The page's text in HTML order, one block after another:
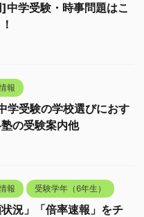
学受験・時事問題はこ
報
学受験の学校選びにおす
の受験案内他
報 受験学年（6年生）
況」「倍率速報」をチ